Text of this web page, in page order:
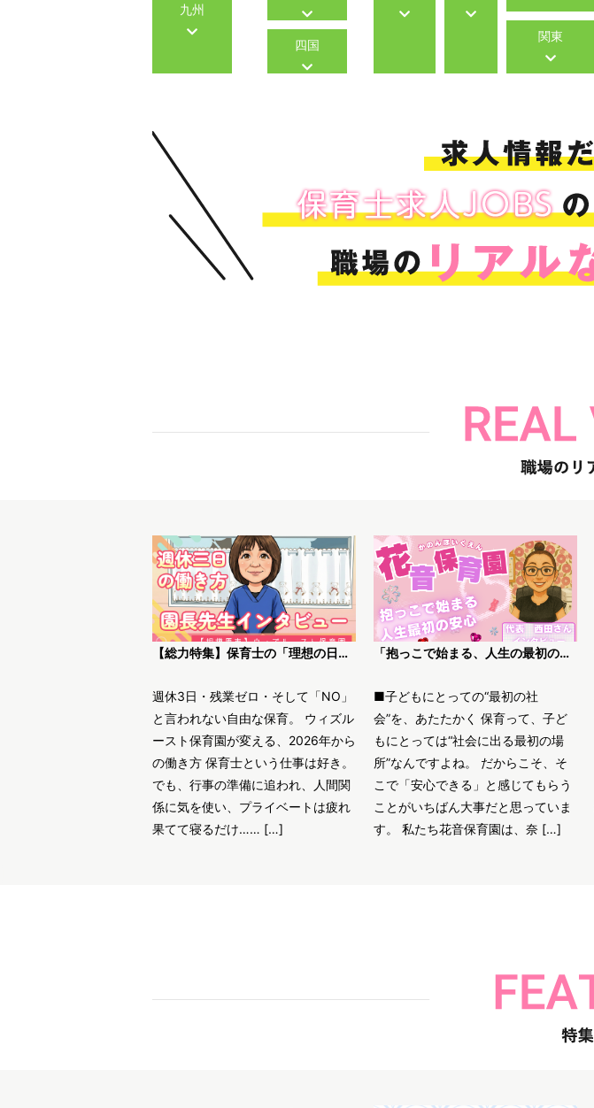
関東
四国
九州
【総力特集】保育士の「理想の日常」がここにある。ウィズルースト保育園園長インタビュー
週休3日・残業ゼロ・そして「NO」
と言われない自由な保育。 ウィズル
ースト保育園が変える、2026年から
の働き方 保育士という仕事は好き。
でも、行事の準備に追われ、人間関
係に気を使い、プライベートは疲れ
果てて寝るだけ…… […]
「抱っこで始まる、人生の最初の安心」〜花音保育園・西田代表が語る、“丁寧な保育”のかたち〜
■子どもにとっての“最初の社
会”を、あたたかく 保育って、子ど
もにとっては“社会に出る最初の場
所”なんですよね。 だからこそ、そ
こで「安心できる」と感じてもらう
ことがいちばん大事だと思っていま
す。 私たち花音保育園は、奈 […]